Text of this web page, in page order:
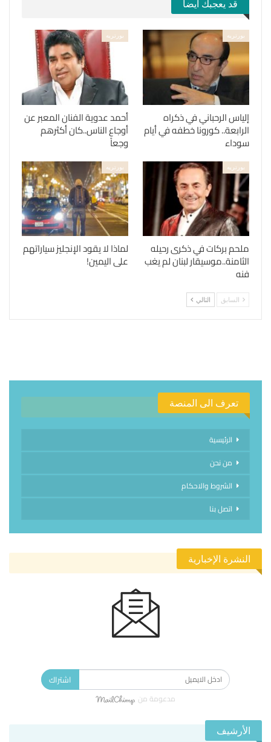
قد يعجبك ايضا
بورتريه
إلياس الرحباني في ذكراه
الرابعة.. كورونا خطفه في أيام
سوداء
بورتريه
أحمد عدوية الفنان المعبر عن
أوجاع الناس..كان أكثرهم
وجعاً
بورتريه
ملحم بركات في ذكرى رحيله
الثامنة..موسيقار لبنان لم يغب
فنه
بورتريه
لماذا لا يقود الإنجليز سياراتهم
على اليمين!
السابق التالي
تعرف الى المنصة
الرئيسية
من نحن
الشروط والاحكام
اتصل بنا
النشرة الإخبارية
اشتراك
مدعومة من
الأرشيف